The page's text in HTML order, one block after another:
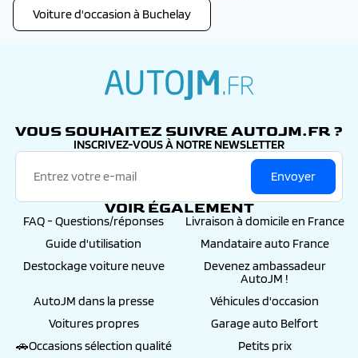
minéralogiques définitives frappées de votre
numéro d’immatriculation.
enregistrement au fichier informatique ARGOS
pour une durée de 6 ans.
Le mandant bénéficiera du remboursement de sa
durant 1 an, renouvelable, ainsi que d’autres
avantages -détails et conditions sur notre page
>Préparation esthétique céramique : 299€, Si
l’entretien d’une voiture est essentiel à son bon
fonctionnement, maintenir l’éclat et la haute
brillance de la carrosserie permet avant tout de
conserver un aspect extérieur neuf à long terme
-détails et conditions sur notre page
Voiture d'occasion à Buchelay
VOUS SOUHAITEZ SUIVRE AUTOJM.FR ?
INSCRIVEZ-VOUS À NOTRE NEWSLETTER
Envoyer
VOIR ÉGALEMENT
FAQ - Questions/réponses
Livraison à domicile en France
Guide d'utilisation
Mandataire auto France
Destockage voiture neuve
Devenez ambassadeur
AutoJM !
AutoJM dans la presse
Véhicules d'occasion
Voitures propres
Garage auto Belfort
🚗Occasions sélection qualité
Petits prix